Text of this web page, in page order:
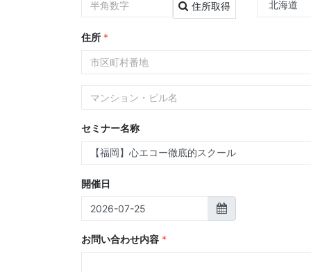
住所取得
住所 *
セミナー名称
開催日
お問い合わせ内容 *